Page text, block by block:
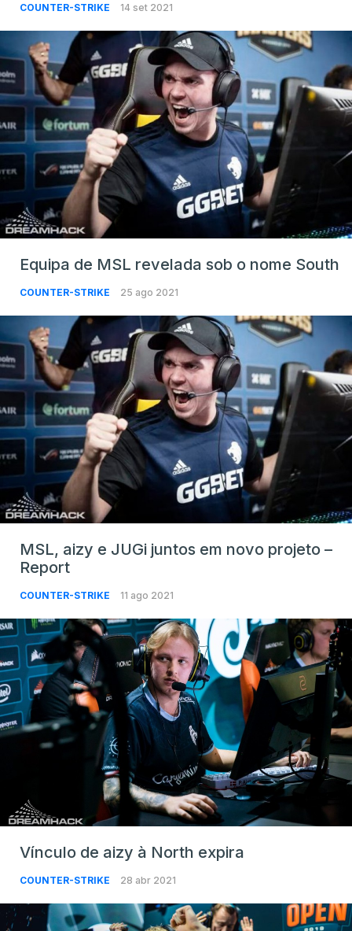
COUNTER-STRIKE 14 set 2021
Equipa de MSL revelada sob o nome South
COUNTER-STRIKE 25 ago 2021
MSL, aizy e JUGi juntos em novo projeto –
Report
COUNTER-STRIKE 11 ago 2021
Vínculo de aizy à North expira
COUNTER-STRIKE 28 abr 2021